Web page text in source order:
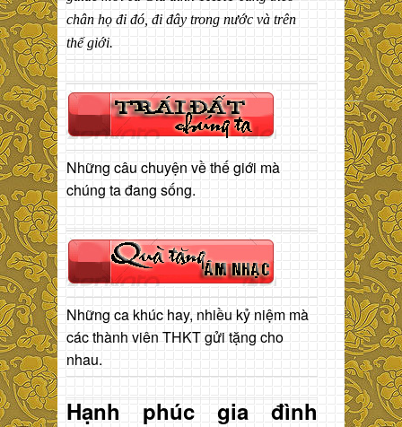
chân họ đi đó, đi đây trong nước và trên
thế giới.
Những câu chuyện về thế giới mà
chúng ta đang sống.
Những ca khúc hay, nhiều kỷ niệm mà
các thành viên THKT gửi tặng cho
nhau.
Hạnh phúc gia đình